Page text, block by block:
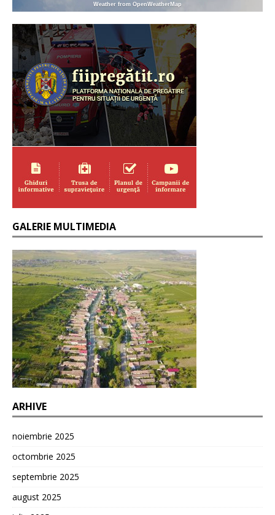
Weather from OpenWeatherMap
GALERIE MULTIMEDIA
ARHIVE
noiembrie 2025
octombrie 2025
septembrie 2025
august 2025